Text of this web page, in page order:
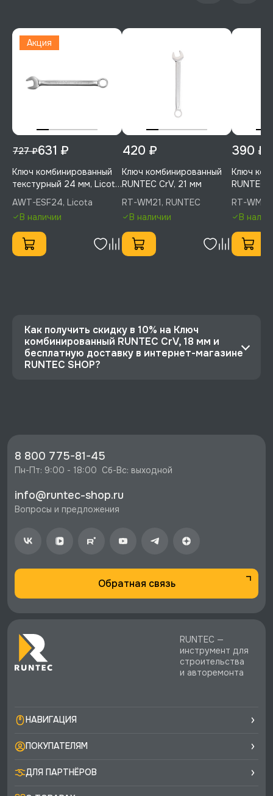
Акция
727 ₽631 ₽
Ключ комбинированный
текстурный 24 мм, Licota,
AWT-ESF24
AWT-ESF24, Licota
В наличии
420 ₽
Ключ комбинированный
RUNTEC CrV, 21 мм
RT-WM21, RUNTEC
В наличии
390 ₽
Ключ
RUNTEC
RT-
В
Как получить скидку в 10% на Ключ
комбинированный RUNTEC CrV, 18 мм и
бесплатную доставку в интернет-магазине
RUNTEC SHOP?
⚡️ Бесплатная доставка в Москве, Санкт-
Петербурге и по РФ, если она меньше 10%
♥️ Наличие товаров, Программа лояльности,
8 800 775-81-45
Пн-Пт: 9:00 - 18:00  Сб-Вс: выходной
info@runtec-shop.ru
Вопросы и предложения
Обратная связь
RUNTEC —
инструмент для
строительства
и авторемонта
НАВИГАЦИЯ
ПОКУПАТЕЛЯМ
ДЛЯ ПАРТНЁРОВ